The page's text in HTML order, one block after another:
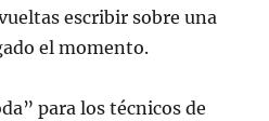
escribir sobre una
el momento.
para los técnicos de